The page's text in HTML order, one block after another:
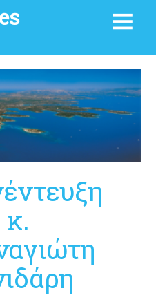
κ.